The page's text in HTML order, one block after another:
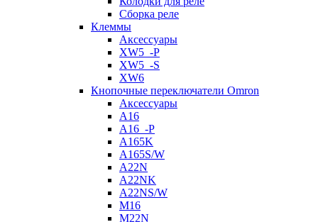
Сборка реле
Клеммы
Аксессуары
XW5_-P
XW5_-S
XW6
Кнопочные переключатели Omron
Аксессуары
A16
A16_-P
A165K
A165S/W
A22N
A22NK
A22NS/W
M16
M22N